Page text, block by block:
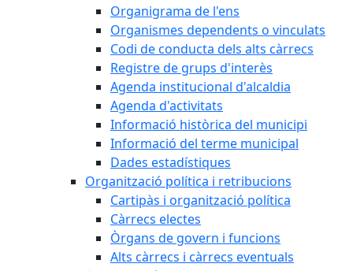
Organigrama de l'ens
Organismes dependents o vinculats
Codi de conducta dels alts càrrecs
Registre de grups d'interès
Agenda institucional d'alcaldia
Agenda d'activitats
Informació històrica del municipi
Informació del terme municipal
Dades estadístiques
Organització política i retribucions
Cartipàs i organització política
Càrrecs electes
Òrgans de govern i funcions
Alts càrrecs i càrrecs eventuals